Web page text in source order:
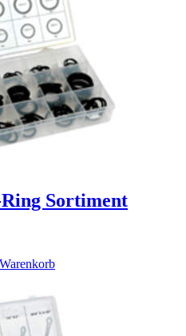
Sortiment